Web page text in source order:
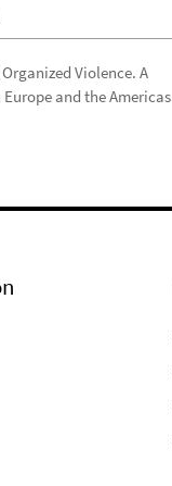
Violence. A
and the Americas